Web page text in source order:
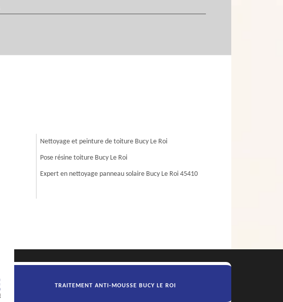
Nettoyage et peinture de toiture Bucy Le Roi
Pose résine toiture Bucy Le Roi
Expert en nettoyage panneau solaire Bucy Le Roi 45410
TRAITEMENT ANTI-MOUSSE BUCY LE ROI